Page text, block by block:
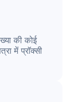
की कोई
में प्रॉक्सी